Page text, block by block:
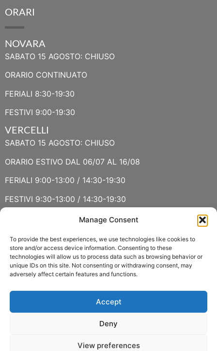
Manage Consent
To provide the best experiences, we use technologies like cookies to
store and/or access device information. Consenting to these
technologies will allow us to process data such as browsing behavior or
unique IDs on this site. Not consenting or withdrawing consent, may
adversely affect certain features and functions.
Accept
Deny
View preferences
ORARI
NOVARA
SABATO 15 AGOSTO: CHIUSO
ORARIO CONTINUATO
FERIALI 8:30-19:30
FESTIVI 9:00-19:30
VERCELLI
SABATO 15 AGOSTO: CHIUSO
ORARIO ESTIVO DAL 06/07 AL 16/08
FERIALI 9:00-13:00 / 14:30-19:30
FESTIVI 9:30-13:00 / 14:30-19:30
SABATO 15 AGOSTO E DOMENICA 16 AGOSTO: CHIUSO
ORARIO ESTIVO LUGLIO E AGOSTO
FERIALI 8:30-13:00 / 15:00-19:00
FESTIVI 8:30-12:30